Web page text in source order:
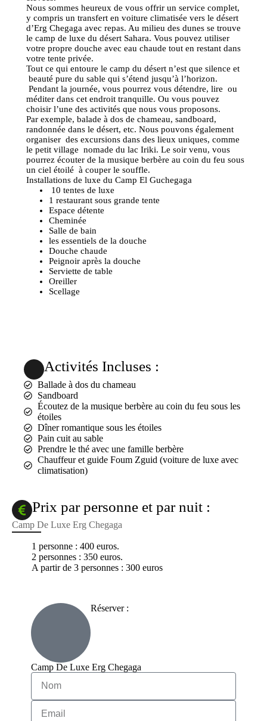
Nous sommes heureux de vous offrir un service complet,
y compris un transfert en voiture climatisée vers le désert
d’Erg Chegaga avec repas. Au milieu des dunes se trouve
le camp de luxe du désert Sahara. Vous pouvez utiliser
votre propre douche avec eau chaude tout en restant dans
votre tente privée.
Tout ce qui entoure le camp du désert n’est que silence et
beauté pure du sable qui s’étend jusqu’à l’horizon.
Pendant la journée, vous pourrez vous détendre, lire ou
méditer dans cet endroit tranquille. Ou vous pouvez
choisir l’une des activités que nous vous proposons.
Par exemple, balade à dos de chameau, sandboard,
randonnée dans le désert, etc. Nous pouvons également
organiser des excursions dans des lieux uniques, comme
le petit village nomade du lac Iriki. Le soir venu, vous
pourrez écouter de la musique berbère au coin du feu sous
un ciel étoilé à couper le souffle.
Installations de luxe du Camp El Guchegaga
10 tentes de luxe
1 restaurant sous grande tente
Espace détente
Cheminée
Salle de bain
les essentiels de la douche
Douche chaude
Peignoir après la douche
Serviette de table
Oreiller
Scellage
Activités Incluses :
Ballade à dos du chameau
Sandboard
Écoutez de la musique berbère au coin du feu sous les
étoiles
Dîner romantique sous les étoiles
Pain cuit au sable
Prendre le thé avec une famille berbère
Chauffeur et guide Foum Zguid (voiture de luxe avec
climatisation)
Prix ​​par personne et par nuit :
Camp De Luxe Erg Chegaga
1 personne : 400 euros.
2 personnes : 350 euros.
A partir de 3 personnes : 300 euros
Réserver :
Camp De Luxe Erg Chegaga